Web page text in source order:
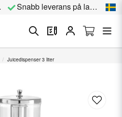
Snabb leverans på lagervara
Juicedispenser 3 liter